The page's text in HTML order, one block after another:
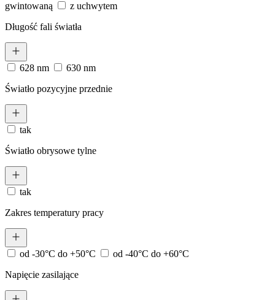
gwintowaną
z uchwytem
Długość fali światła
628 nm
630 nm
Światło pozycyjne przednie
tak
Światło obrysowe tylne
tak
Zakres temperatury pracy
od -30°C do +50°C
od -40°C do +60°C
Napięcie zasilające